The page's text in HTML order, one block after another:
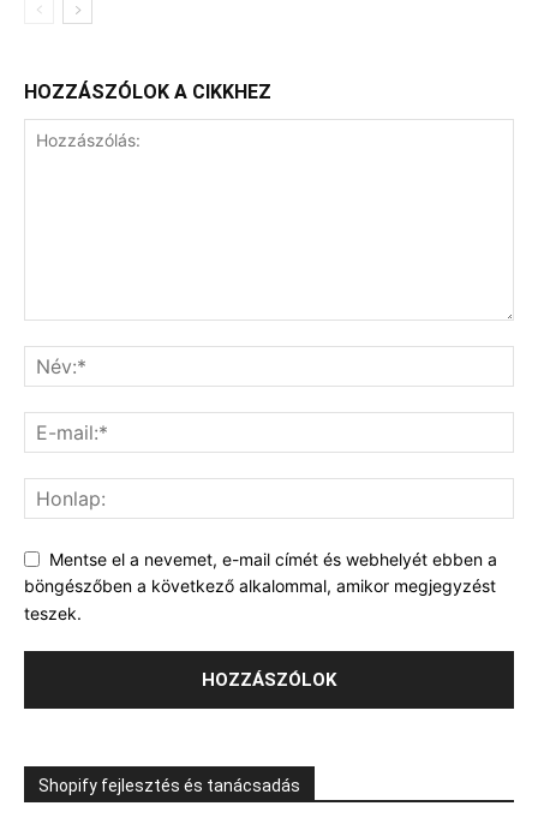
HOZZÁSZÓLOK A CIKKHEZ
Mentse el a nevemet, e-mail címét és webhelyét ebben a
böngészőben a következő alkalommal, amikor megjegyzést
teszek.
Shopify fejlesztés és tanácsadás